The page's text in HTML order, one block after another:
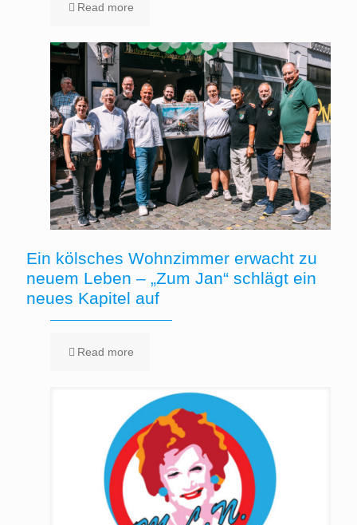
Read more
Ein kölsches Wohnzimmer erwacht zu
neuem Leben – „Zum Jan“ schlägt ein
neues Kapitel auf
Read more